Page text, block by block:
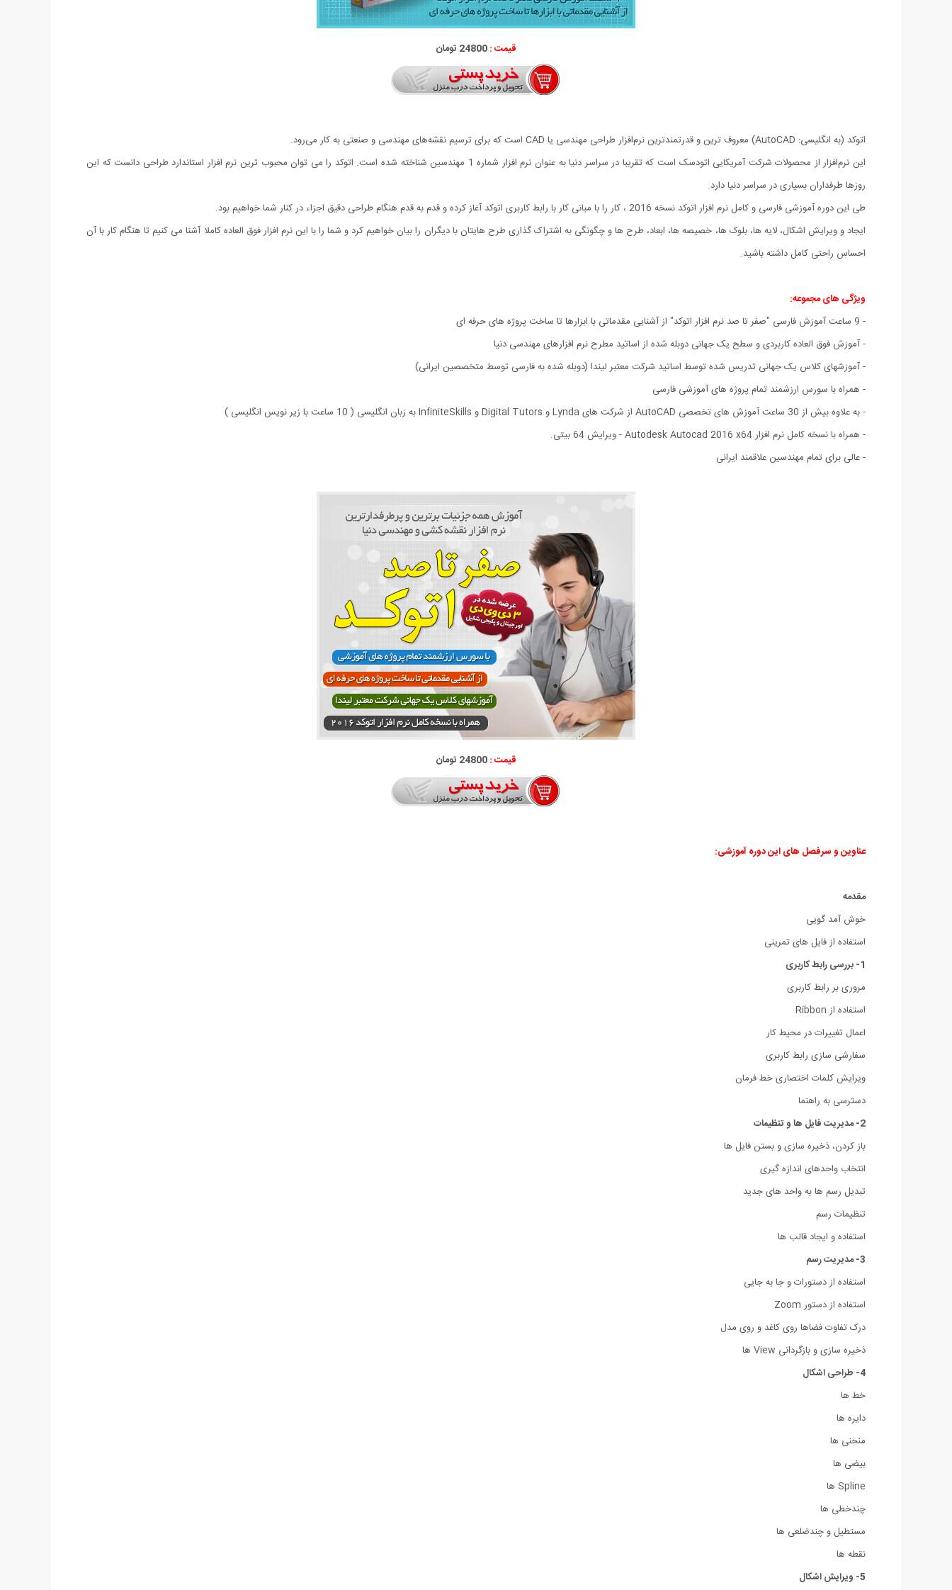
قیمت :24800 تومان
اتوکد (به انگلیسی: AutoCAD) معروف ترین و قدرتمندترین نرم‌افزار طراحی مهندسی یا CAD است که برای ترسیم نقشه‌های مهندسی و صنعتی به کار می‌رود.
این نرم‌افزار از محصولات شرکت آمریکایی اتودسک است که تقریبا در سراسر دنیا به عنوان نرم افزار شماره 1 مهندسین شناخته شده است. اتوکد را می توان محبوب ترین نرم افزار استاندارد طراحی دانست که این
روزها طرفداران بسیاری در سراسر دنیا دارد.
طی این دوره آموزشی فارسی و کامل نرم افزار اتوکد نسخه 2016 ، کار را با مبانی کار با رابط کاربری اتوکد آغاز کرده و قدم به قدم هنگام طراحی دقیق اجزاء در کنار شما خواهیم بود.
ایجاد و ویرایش اشکال، لایه ها، بلوک ها، خصیصه ها، ابعاد، طرح ها و چگونگی به اشتراک گذاری طرح هایتان با دیگران را بیان خواهیم کرد و شما را با این نرم افزار فوق العاده کاملا آشنا می کنیم تا هنگام کار با آن
احساس راحتی کامل داشته باشید.
ویژگی های مجموعه:
- 9 ساعت آموزش فارسی "صفر تا صد نرم افزار اتوکد" از آشنایی مقدماتی با ابزارها تا ساخت پروژه های حرفه ای
- آموزش فوق العاده کاربردی و سطح یک جهانی دوبله شده از اساتید مطرح نرم افزارهای مهندسی دنیا
- آموزشهای کلاس یک جهانی تدریس شده توسط اساتید شرکت معتبر لیندا (دوبله شده به فارسی توسط متخصصین ایرانی)
- همراه با سورس ارزشمند تمام پروژه های آموزشی فارسی
- به علاوه بیش از 30 ساعت آموزش های تخصصی AutoCAD از شرکت های Lynda و Digital Tutors و InfiniteSkills به زبان انگلیسی ( 10 ساعت با زیر نویس انگلیسی )
- همراه با نسخه کامل نرم افزار Autodesk Autocad 2016 x64 - ویرایش 64 بیتی.
- عالی برای تمام مهندسین علاقمند ایرانی
قیمت :24800 تومان
عناوین و سرفصل های این دوره آموزشی:
مقدمه
خوش آمد گویی
استفاده از فایل های تمرینی
1- بررسی رابط کاربری
مروری بر رابط کاربری
استفاده از Ribbon
اعمال تغییرات در محیط کار
سفارشی سازی رابط کاربری
ویرایش کلمات اختصاری خط فرمان
دسترسی به راهنما
2- مدیریت فایل ها و تنظیمات
باز کردن، ذخیره سازی و بستن فایل ها
انتخاب واحدهای اندازه گیری
تبدیل رسم ها به واحد های جدید
تنظیمات رسم
استفاده و ایجاد قالب ها
3- مدیریت رسم
استفاده از دستورات و جا به جایی
استفاده از دستور Zoom
درک تفاوت فضاها روی کاغد و روی مدل
ذخیره سازی و بازگردانی View ها
4- طراحی اشکال
خط ها
دایره ها
منحنی ها
بیضی ها
Spline ها
چندخطی ها
مستطیل و چندضلعی ها
نقطه ها
5- ویرایش اشکال